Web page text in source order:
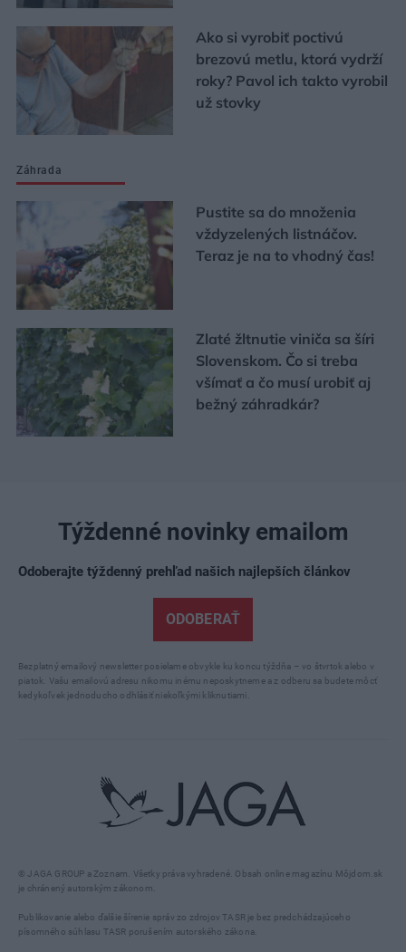
Ako si vyrobiť poctivú
brezovú metlu, ktorá vydrží
roky? Pavol ich takto vyrobil
už stovky
Záhrada
Pustite sa do množenia
vždyzelených listnáčov.
Teraz je na to vhodný čas!
Zlaté žltnutie viniča sa šíri
Slovenskom. Čo si treba
všímať a čo musí urobiť aj
bežný záhradkár?
© JAGA GROUP a Zoznam. Všetky práva vyhradené. Obsah online magazínu Môjdom.sk
je chránený autorským zákonom.
Publikovanie alebo ďalšie šírenie správ zo zdrojov TASR je bez predchádzajúceho
písomného súhlasu TASR porušením autorského zákona.
Týždenné novinky emailom
Odoberajte týždenný prehľad našich najlepších článkov
ODOBERAŤ
Bezplatný emailový newsletter posielame obvykle ku koncu týždňa – vo štvrtok alebo v
piatok. Vašu emailovú adresu nikomu inému neposkytneme a z odberu sa budete môcť
kedykoľvek jednoducho odhlásiť niekoľkými kliknutiami.